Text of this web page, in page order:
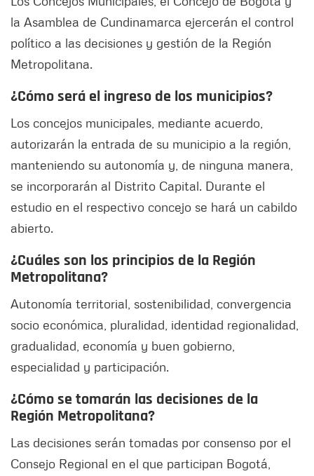
la Asamblea de Cundinamarca ejercerán el control
político a las decisiones y gestión de la Región
Metropolitana.
¿Cómo será el ingreso de los municipios?
Los concejos municipales, mediante acuerdo,
autorizarán la entrada de su municipio a la región,
manteniendo su autonomía y, de ninguna manera,
se incorporarán al Distrito Capital. Durante el
estudio en el respectivo concejo se hará un cabildo
abierto.
¿Cuáles son los principios de la Región
Metropolitana?
Autonomía territorial, sostenibilidad, convergencia
socio económica, pluralidad, identidad regionalidad,
gradualidad, economía y buen gobierno,
especialidad y participación.
¿Cómo se tomarán las decisiones de la
Región Metropolitana?
Las decisiones serán tomadas por consenso por el
Consejo Regional en el que participan Bogotá,